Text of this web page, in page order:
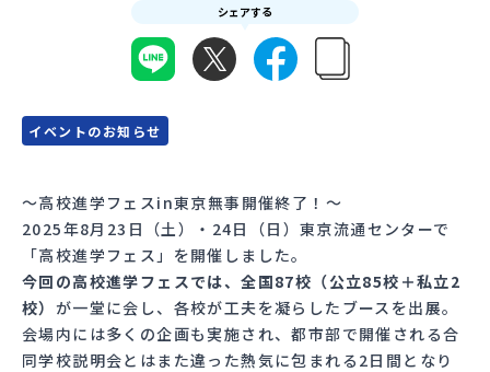
MYページログイン
シェアする
イベントのお知らせ
～高校進学フェスin東京無事開催終了！～
2025年8月23日（土）・24日（日）東京流通センターで
「高校進学フェス」を開催しました。
今回の高校進学フェスでは、全国87校（公立85校＋私立2
校） が一堂に会し、各校が工夫を凝らしたブースを出展。
会場内には多くの企画も実施され、都市部で開催される合
同学校説明会とはまた違った熱気に包まれる2日間となり